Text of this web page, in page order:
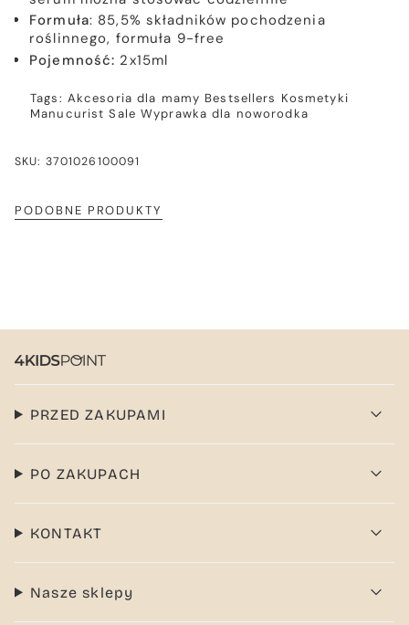
Formuła: 85,5% składników pochodzenia
roślinnego, formuła 9-free
Pojemność: 2x15ml
Tags: Akcesoria dla mamy Bestsellers Kosmetyki
Manucurist Sale Wyprawka dla noworodka
SKU: 3701026100091
PODOBNE PRODUKTY
PRZED ZAKUPAMI
PO ZAKUPACH
KONTAKT
Nasze sklepy